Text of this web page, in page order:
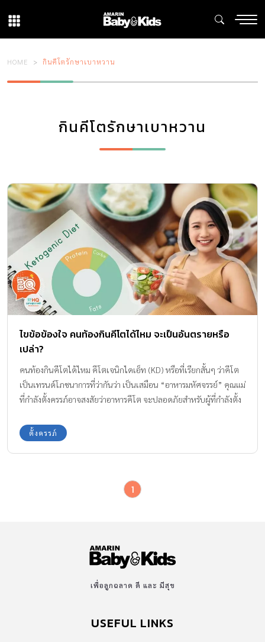
HOME กินคีโตรักษาเบาหวาน
กินคีโตรักษาเบาหวาน
ไขข้อข้องใจ คนท้องกินคีโตได้ไหม จะเป็นอันตรายหรือ
เปล่า?
คนท้องกินคีโตได้ไหม คีโตเจนิกไดเอ็ท (KD) หรือที่เรียกสั้นๆ ว่าคีโต
เป็นเทรนด์โภชนาการที่ว่ากันว่า เป็นเสมือน “อาหารมหัศจรรย์” คุณแม่
ที่กำลังตั้งครรภ์อาจสงสัยว่าอาหารคีโต จะปลอดภัยสำหรับผู้ที่กำลังตั้ง
ตั้งครรภ์
1
เพื่อลูกฉลาด ดี และ มีสุข
USEFUL LINKS